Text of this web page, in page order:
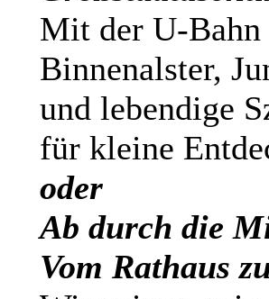
Mit der U-Bahn
Binnenalster,
und lebendige
für kleine
oder
Ab durch die
Vom Rathaus